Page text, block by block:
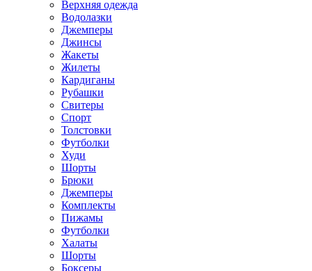
Верхняя одежда
Водолазки
Джемперы
Джинсы
Жакеты
Жилеты
Кардиганы
Рубашки
Свитеры
Спорт
Толстовки
Футболки
Худи
Шорты
Брюки
Джемперы
Комплекты
Пижамы
Футболки
Халаты
Шорты
Боксеры